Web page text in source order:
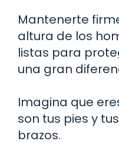
Mantenerte
altura de los
listas para
una gran
Imagina que
son tus pies y
brazos.